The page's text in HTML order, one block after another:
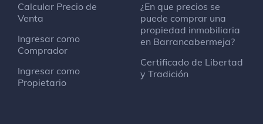
Calcular Precio de
Venta
Ingresar como
Comprador
Ingresar como
Propietario
¿En que precios se
puede comprar una
propiedad inmobiliaria
en Barrancabermeja?
Certificado de Libertad
y Tradición